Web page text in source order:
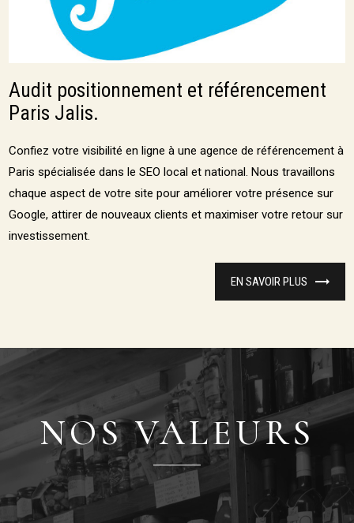
Audit positionnement et référencement
Paris Jalis.
Confiez votre visibilité en ligne à une agence de référencement à
Paris spécialisée dans le SEO local et national. Nous travaillons
chaque aspect de votre site pour améliorer votre présence sur
Google, attirer de nouveaux clients et maximiser votre retour sur
investissement.
EN SAVOIR PLUS
NOS VALEURS